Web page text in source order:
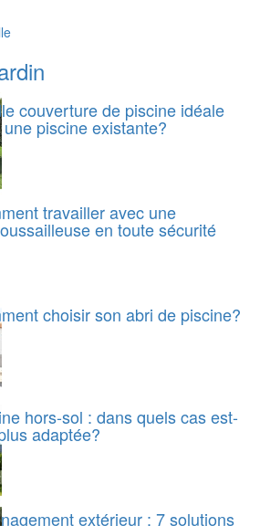
couverture de piscine idéale
piscine existante?
travailler avec une
en toute sécurité
choisir son abri de piscine?
hors-sol : dans quels cas est-
adaptée?
extérieur : 7 solutions